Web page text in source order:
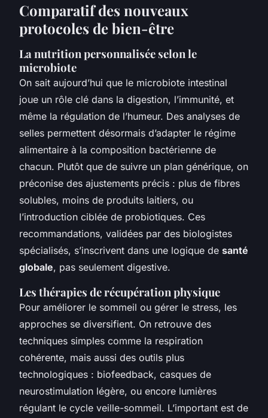
Comparatif des nouveaux
protocoles de bien-être
La nutrition personnalisée selon le
microbiote
On sait aujourd’hui que le microbiote intestinal
joue un rôle clé dans la digestion, l’immunité, et
même la régulation de l’humeur. Des analyses de
selles permettent désormais d’adapter le régime
alimentaire à la composition bactérienne de
chacun. Plutôt que de suivre un plan générique, on
préconise des ajustements précis : plus de fibres
solubles, moins de produits laitiers, ou
l’introduction ciblée de probiotiques. Ces
recommandations, validées par des biologistes
spécialisés, s’inscrivent dans une logique de santé
globale, pas seulement digestive.
Les thérapies de récupération physique
Pour améliorer le sommeil ou gérer le stress, les
approches se diversifient. On retrouve des
techniques simples comme la respiration
cohérente, mais aussi des outils plus
technologiques : biofeedback, casques de
neurostimulation légère, ou encore lumières
régulant le cycle veille-sommeil. L’important est de